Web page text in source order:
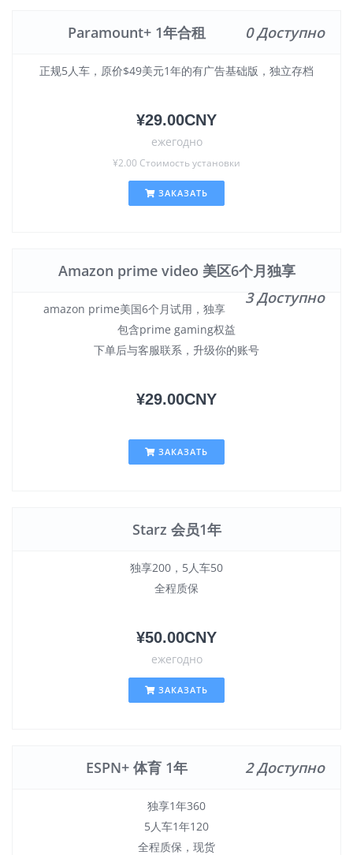
Paramount+ 1年合租 0 Доступно
正规5人车，原价$49美元1年的有广告基础版，独立存档
¥29.00CNY
ежегодно
¥2.00 Стоимость установки
ЗАКАЗАТЬ
Amazon prime video 美区6个月独享
3 Доступно
amazon prime美国6个月试用，独享
包含prime gaming权益
下单后与客服联系，升级你的账号
¥29.00CNY
ЗАКАЗАТЬ
Starz 会员1年
独享200，5人车50
全程质保
¥50.00CNY
ежегодно
ЗАКАЗАТЬ
ESPN+ 体育 1年 2 Доступно
独享1年360
5人车1年120
全程质保，现货